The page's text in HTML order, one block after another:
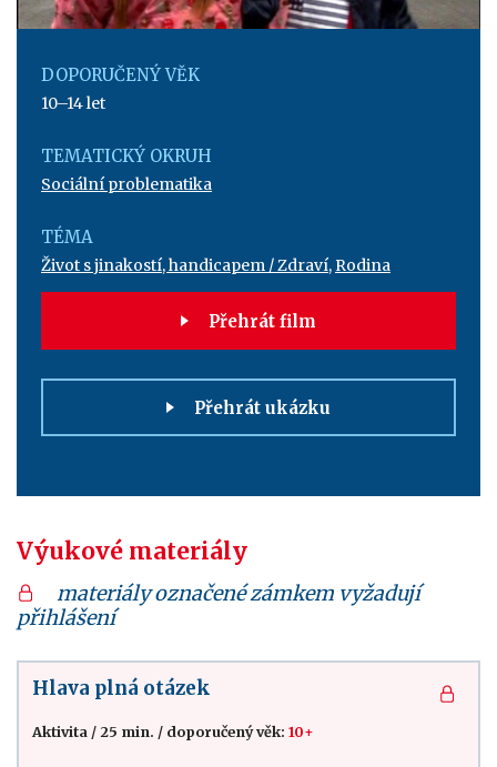
DOPORUČENÝ VĚK
10–14 let
TEMATICKÝ OKRUH
Sociální problematika
TÉMA
Život s jinakostí, handicapem / Zdraví,Rodina
Přehrát film
Přehrát ukázku
Výukové materiály
materiály označené zámkem vyžadují
přihlášení
Hlava plná otázek
Aktivita / 25 min. / doporučený věk: 10+